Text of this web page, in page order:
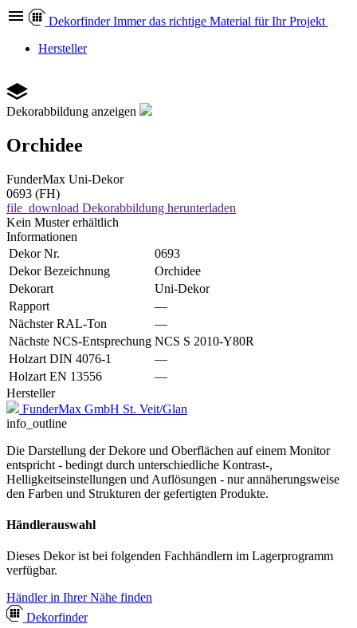
Dekorfinder Immer das richtige Material für Ihr Projekt
Hersteller
Dekorabbildung anzeigen
Orchidee
FunderMax Uni-Dekor
0693 (FH)
file_download Dekorabbildung herunterladen
Kein Muster erhältlich
Informationen
Dekor Nr.
0693
Dekor Bezeichnung
Orchidee
Dekorart
Uni-Dekor
Rapport
—
Nächster RAL-Ton
—
Nächste NCS-Entsprechung NCS S 2010-Y80R
Holzart DIN 4076-1
—
Holzart EN 13556
—
Hersteller
FunderMax GmbH St. Veit/Glan
info_outline
Die Darstellung der Dekore und Oberflächen auf einem Monitor
entspricht - bedingt durch unterschiedliche Kontrast-,
Helligkeitseinstellungen und Auflösungen - nur annäherungsweise
den Farben und Strukturen der gefertigten Produkte.
Händlerauswahl
Dieses Dekor ist bei folgenden Fachhändlern im Lagerprogramm
verfügbar.
Händler in Ihrer Nähe finden
Dekorfinder